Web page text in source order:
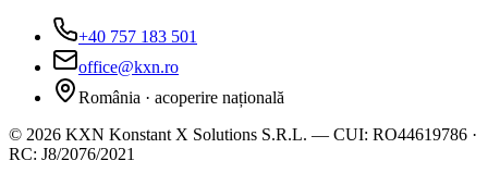
+40 757 183 501
office@kxn.ro
România · acoperire națională
© 2026 KXN Konstant X Solutions S.R.L. — CUI: RO44619786 ·
RC: J8/2076/2021